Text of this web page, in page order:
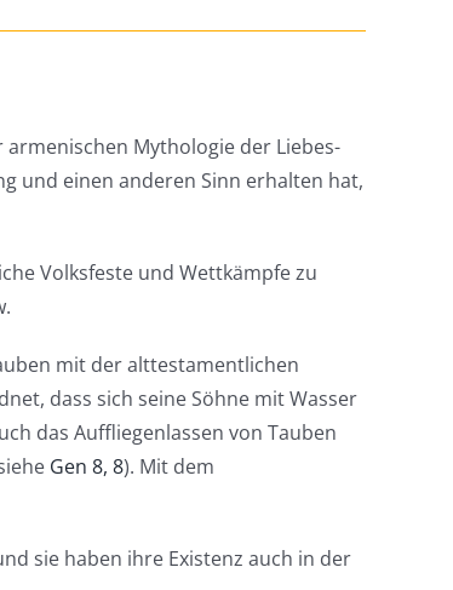
Mythologie der Liebes-
und einen anderen Sinn erhalten hat,
Volksfeste und Wettkämpfe zu
mit der alttestamentlichen
dass sich seine Söhne mit Wasser
das Auffliegenlassen von Tauben
Gen 8, 8). Mit dem
sie haben ihre Existenz auch in der